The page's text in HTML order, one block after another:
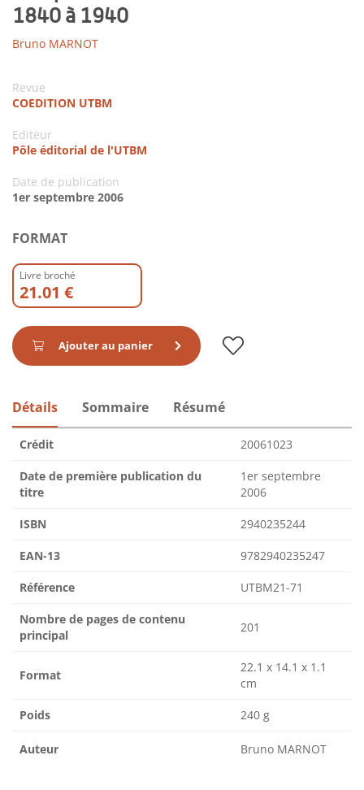
1840 à 1940
Bruno MARNOT
Revue
COEDITION UTBM
Editeur
Pôle éditorial de l'UTBM
Date de publication
1er septembre 2006
FORMAT
Livre broché
21.01 €
Ajouter au panier
Détails Sommaire Résumé
Crédit 20061023
Date de première publication du
titre
1er septembre
2006
ISBN 2940235244
EAN-13 9782940235247
Référence UTBM21-71
Nombre de pages de contenu
principal
201
Format
22.1 x 14.1 x 1.1
cm
Poids 240 g
Auteur Bruno MARNOT